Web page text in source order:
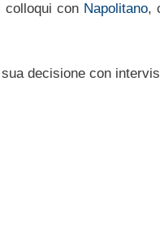
colloqui con Napolitano,
decisione con